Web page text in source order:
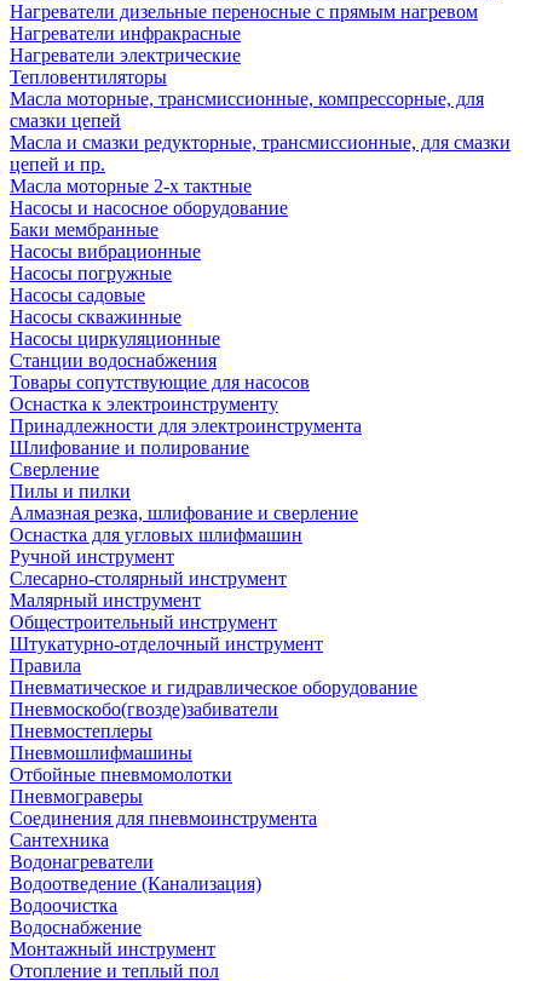
Нагреватели дизельные переносные с прямым нагревом
Нагреватели инфракрасные
Нагреватели электрические
Тепловентиляторы
Масла моторные, трансмиссионные, компрессорные, для
смазки цепей
Масла и смазки редукторные, трансмиссионные, для смазки
цепей и пр.
Масла моторные 2-х тактные
Насосы и насосное оборудование
Баки мембранные
Насосы вибрационные
Насосы погружные
Насосы садовые
Насосы скважинные
Насосы циркуляционные
Станции водоснабжения
Товары сопутствующие для насосов
Оснастка к электроинструменту
Принадлежности для электроинструмента
Шлифование и полирование
Сверление
Пилы и пилки
Алмазная резка, шлифование и сверление
Оснастка для угловых шлифмашин
Ручной инструмент
Слесарно-столярный инструмент
Малярный инструмент
Общестроительный инструмент
Штукатурно-отделочный инструмент
Правила
Пневматическое и гидравлическое оборудование
Пневмоскобо(гвозде)забиватели
Пневмостеплеры
Пневмошлифмашины
Отбойные пневмомолотки
Пневмограверы
Соединения для пневмоинструмента
Сантехника
Водонагреватели
Водоотведение (Канализация)
Водоочистка
Водоснабжение
Монтажный инструмент
Отопление и теплый пол